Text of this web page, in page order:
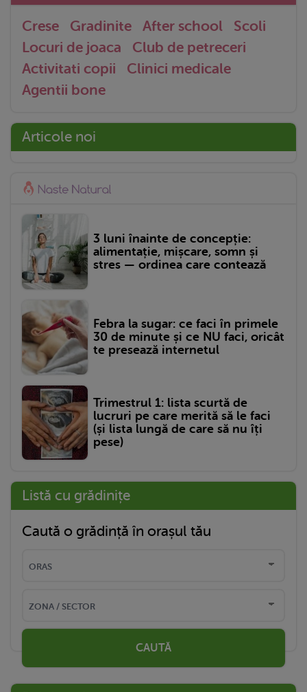
Crese Gradinite After school
Scoli
Locuri de joaca
Club de petreceri
Activitati copii
Clinici medicale
Agentii bone
Articole noi
3 luni înainte de concepție:
alimentație, mișcare, somn și
stres — ordinea care contează
Febra la sugar: ce faci în primele
30 de minute și ce NU faci, oricât
te presează internetul
Trimestrul 1: lista scurtă de
lucruri pe care merită să le faci
(și lista lungă de care să nu îți
pese)
Listă cu grădinițe
Caută o grădință în orașul tău
CAUTĂ